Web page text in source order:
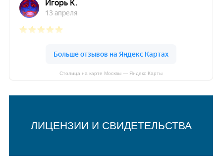
Столица на карте Москвы — Яндекс Карты
ЛИЦЕНЗИИ И СВИДЕТЕЛЬСТВА